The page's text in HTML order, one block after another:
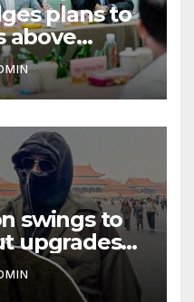
plans to
above
Cross
swings to
upgrades